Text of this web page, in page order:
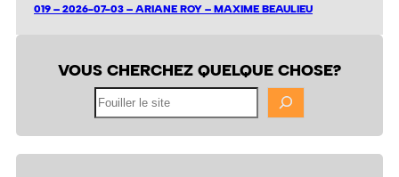
019 – 2026-07-03 – ARIANE ROY – MAXIME BEAULIEU
VOUS CHERCHEZ QUELQUE CHOSE?